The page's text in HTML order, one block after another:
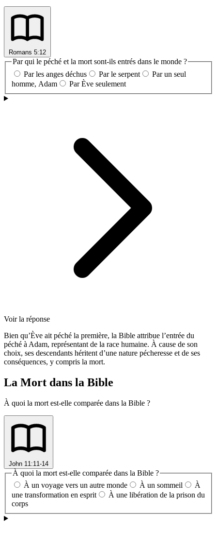
Romans 5:12
Par qui le péché et la mort sont-ils entrés dans le monde ?
Par les anges déchus
Par le serpent
Par un seul
homme, Adam
Par Ève seulement
Voir la réponse
Bien qu’Ève ait péché la première, la Bible attribue l’entrée du
péché à Adam, représentant de la race humaine. À cause de son
choix, ses descendants héritent d’une nature pécheresse et de ses
conséquences, y compris la mort.
La Mort dans la Bible
À quoi la mort est-elle comparée dans la Bible ?
John 11:11-14
À quoi la mort est-elle comparée dans la Bible ?
À un voyage vers un autre monde
À un sommeil
À
une transformation en esprit
À une libération de la prison du
corps